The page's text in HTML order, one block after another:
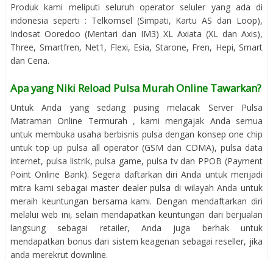
Produk kami meliputi seluruh operator seluler yang ada di
indonesia seperti : Telkomsel (Simpati, Kartu AS dan Loop),
Indosat Ooredoo (Mentari dan IM3) XL Axiata (XL dan Axis),
Three, Smartfren, Net1, Flexi, Esia, Starone, Fren, Hepi, Smart
dan Ceria.
Apa yang Niki Reload Pulsa Murah Online Tawarkan?
Untuk Anda yang sedang pusing melacak Server Pulsa
Matraman Online Termurah , kami mengajak Anda semua
untuk membuka usaha berbisnis pulsa dengan konsep one chip
untuk top up pulsa all operator (GSM dan CDMA), pulsa data
internet, pulsa listrik, pulsa game, pulsa tv dan PPOB (Payment
Point Online Bank). Segera daftarkan diri Anda untuk menjadi
mitra kami sebagai master dealer pulsa di wilayah Anda untuk
meraih keuntungan bersama kami. Dengan mendaftarkan diri
melalui web ini, selain mendapatkan keuntungan dari berjualan
langsung sebagai retailer, Anda juga berhak untuk
mendapatkan bonus dari sistem keagenan sebagai reseller, jika
anda merekrut downline.